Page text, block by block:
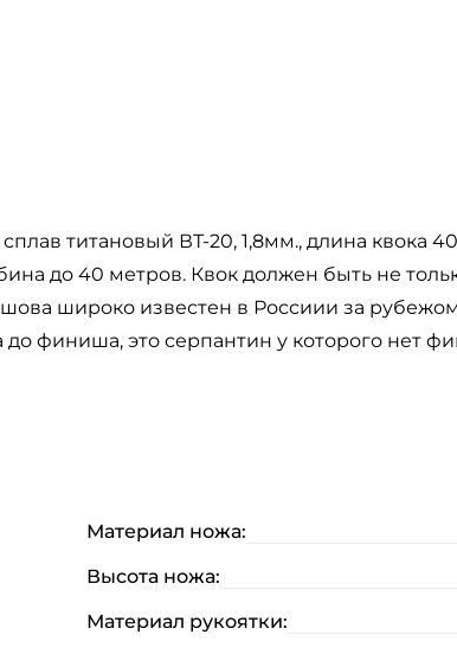
титановый ВТ-20, 1,8мм., длина квока
до 40 метров. Квок должен быть не
широко известен в Россиии за
финиша, это серпантин у которого нет
Материал ножа:
Высота ножа:
Материал рукоятки: